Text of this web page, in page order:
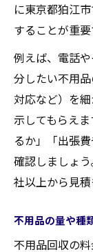
に東京都狛江
することが重要
例えば、電話
分したい不用
対応など）を
示してもらえ
るか」「出張
確認しましょ
社以上から見積
不用品の量や種
不用品回収の